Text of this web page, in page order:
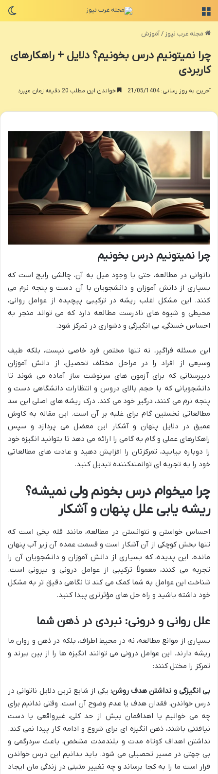
مجله غرب نیوز /آموزش
چرا نمیتونیم درس بخونیم؟ دلایل + راهکارهای
کاربردی
آخرین به روز رسانی: 21/05/1404 خواندن این مطلب 20 دقیقه زمان میبرد
چرا نمیتونیم درس بخونیم
ناتوانی در مطالعه، حتی با وجود میل به آن، چالشی رایج است که
بسیاری از دانش آموزان و دانشجویان با آن دست و پنجه نرم می
کنند. این مشکل اغلب ریشه در ترکیبی پیچیده از عوامل روانی،
محیطی و شیوه های نادرست مطالعه دارد که می تواند منجر به
احساس خستگی، بی انگیزگی و دشواری در تمرکز شود.
این مسئله فراگیر، نه تنها مختص فرد خاصی نیست، بلکه طیف
وسیعی از افراد را در مراحل مختلف تحصیل، از دانش آموزان
دبیرستانی که برای آزمون های سرنوشت ساز آماده می شوند تا
دانشجویانی که با حجم بالای دروس و انتظارات دانشگاهی دست و
پنجه نرم می کنند، درگیر خود می کند. درک ریشه های اصلی این سد
مطالعاتی نخستین گام برای غلبه بر آن است. این مقاله به کاوش
عمیق در دلایل پنهان و آشکار این معضل می پردازد و سپس
راهکارهای عملی و گام به گامی را ارائه می دهد تا بتوانید انگیزه خود
را دوباره بیابید، تمرکزتان را افزایش دهید و عادت های مطالعاتی
خود را به تجربه ای توانمندکننده تبدیل کنید.
چرامیخوام درس بخونم ولی نمیشه؟
ریشه یابی علل پنهان و آشکار
احساس خواستن و نتوانستن در مطالعه، مانند قله یخی است که
تنها بخش کوچکی از آن آشکار است و قسمت عمده آن زیر آب پنهان
مانده. این پدیده، که بسیاری از دانش آموزان و دانشجویان آن را
تجربه می کنند، معمولاً ترکیبی از عوامل درونی و بیرونی است.
شناخت این عوامل به شما کمک می کند تا نگاهی دقیق تر به مشکل
خود داشته باشید و راه حل های مؤثرتری پیدا کنید.
علل روانی و درونی: نبردی در ذهن شما
بسیاری از موانع مطالعه، نه در محیط اطراف، بلکه در ذهن و روان ما
ریشه دارند. این عوامل درونی می توانند انگیزه ها را از بین ببرند و
تمرکز را مختل کنند:
بی انگیزگی و نداشتن هدف روشن: یکی از شایع ترین دلایل ناتوانی در
درس خواندن، فقدان هدف یا عدم وضوح آن است. وقتی ندانیم برای
چه می خوانیم یا اهدافمان بیش از حد کلی، غیرواقعی یا دست
نیافتنی باشند، ذهن انگیزه ای برای شروع و ادامه کار پیدا نمی کند.
نداشتن اهداف کوتاه مدت و بلندمدت مشخص، باعث سردرگمی و
بی جهتی در مسیر تحصیلی می شود. باید بدانیم این درس خواندن
قرار است ما را به کجا برساند و چه تغییر مثبتی در زندگی مان ایجاد